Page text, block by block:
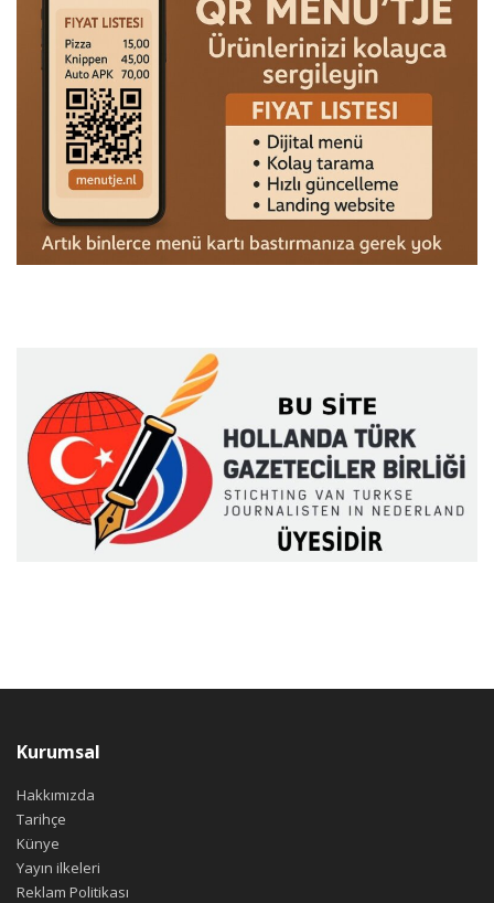
Kurumsal
Hakkımızda
Tarihçe
Künye
Yayın ilkeleri
Reklam Politikası